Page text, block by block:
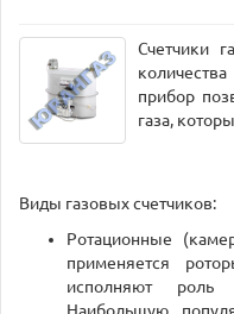
Счетчики
прибор
газа,
Виды газовых счетчиков:
Ротационные
применяется
исполняют роль